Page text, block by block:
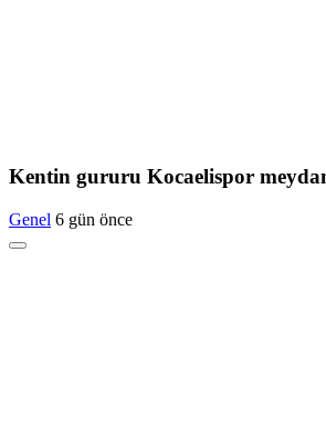
Kentin gururu Kocaelispor
Genel 6 gün önce